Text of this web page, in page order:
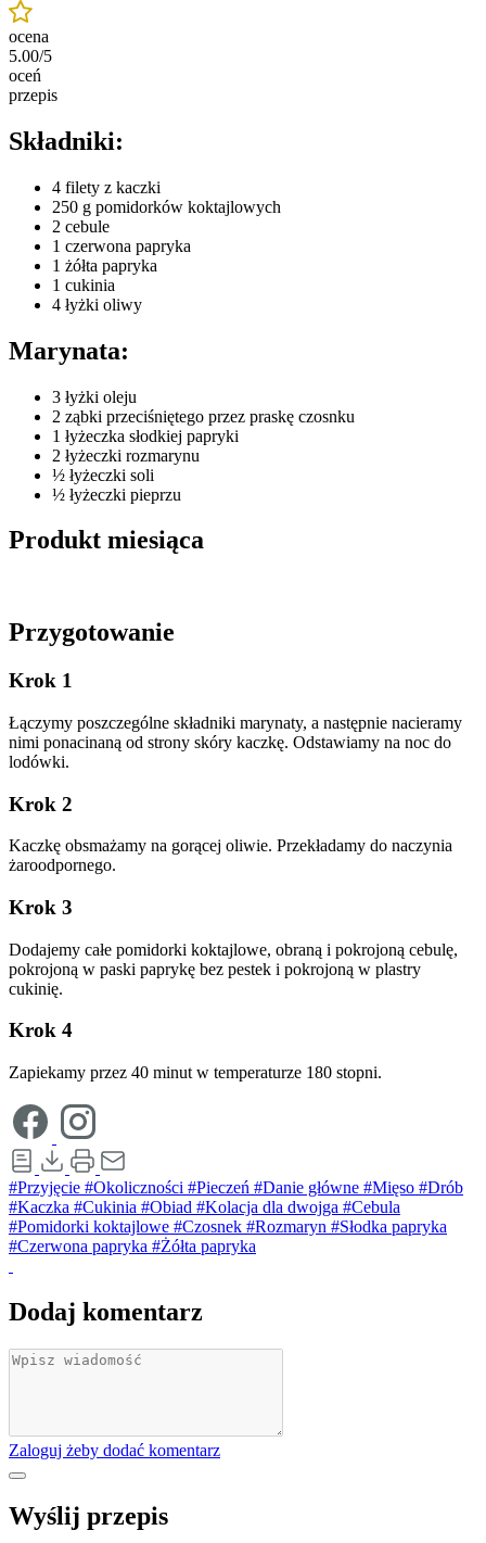
ocena
5.00/5
oceń
przepis
Składniki:
4 filety z kaczki
250 g pomidorków koktajlowych
2 cebule
1 czerwona papryka
1 żółta papryka
1 cukinia
4 łyżki oliwy
Marynata:
3 łyżki oleju
2 ząbki przeciśniętego przez praskę czosnku
1 łyżeczka słodkiej papryki
2 łyżeczki rozmarynu
½ łyżeczki soli
½ łyżeczki pieprzu
Produkt miesiąca
Przygotowanie
Krok 1
Łączymy poszczególne składniki marynaty, a następnie nacieramy
nimi ponacinaną od strony skóry kaczkę. Odstawiamy na noc do
lodówki.
Krok 2
Kaczkę obsmażamy na gorącej oliwie. Przekładamy do naczynia
żaroodpornego.
Krok 3
Dodajemy całe pomidorki koktajlowe, obraną i pokrojoną cebulę,
pokrojoną w paski paprykę bez pestek i pokrojoną w plastry
cukinię.
Krok 4
Zapiekamy przez 40 minut w temperaturze 180 stopni.
#Przyjęcie #Okoliczności #Pieczeń #Danie główne #Mięso #Drób
#Kaczka #Cukinia #Obiad #Kolacja dla dwojga #Cebula
#Pomidorki koktajlowe #Czosnek #Rozmaryn #Słodka papryka
#Czerwona papryka #Żółta papryka
Dodaj komentarz
Zaloguj żeby dodać komentarz
Wyślij przepis